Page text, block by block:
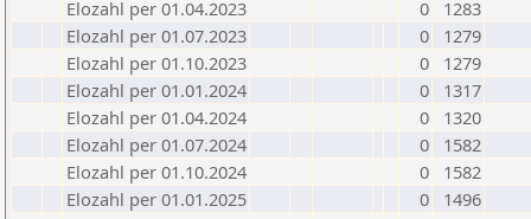
Elozahl per 01.04.2023
0
1283
Elozahl per 01.07.2023
0
1279
Elozahl per 01.10.2023
0
1279
Elozahl per 01.01.2024
0
1317
Elozahl per 01.04.2024
0
1320
Elozahl per 01.07.2024
0
1582
Elozahl per 01.10.2024
0
1582
Elozahl per 01.01.2025
0
1496